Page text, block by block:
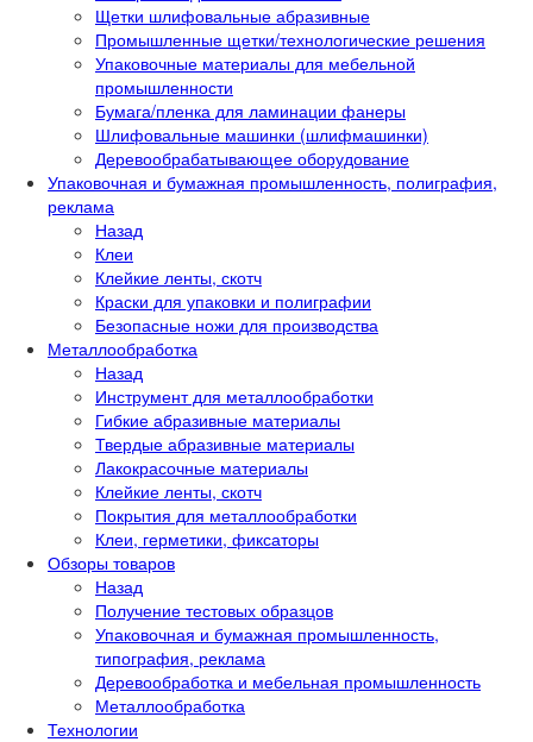
Щетки шлифовальные абразивные
Промышленные щетки/технологические решения
Упаковочные материалы для мебельной
промышленности
Бумага/пленка для ламинации фанеры
Шлифовальные машинки (шлифмашинки)
Деревообрабатывающее оборудование
Упаковочная и бумажная промышленность, полиграфия,
реклама
Назад
Клеи
Клейкие ленты, скотч
Краски для упаковки и полиграфии
Безопасные ножи для производства
Металлообработка
Назад
Инструмент для металлообработки
Гибкие абразивные материалы
Твердые абразивные материалы
Лакокрасочные материалы
Клейкие ленты, скотч
Покрытия для металлообработки
Клеи, герметики, фиксаторы
Обзоры товаров
Назад
Получение тестовых образцов
Упаковочная и бумажная промышленность,
типография, реклама
Деревообработка и мебельная промышленность
Металлообработка
Технологии